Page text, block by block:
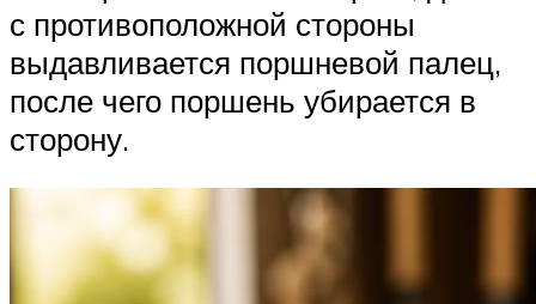
с противоположной стороны
выдавливается поршневой палец,
после чего поршень убирается в
сторону.